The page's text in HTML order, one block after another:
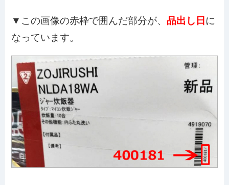
▼この画像の赤枠で囲んだ部分が、 品出し日 に
なっています。